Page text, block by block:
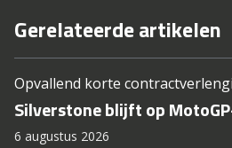
Gerelateerde artikelen
Opvallend korte
Silverstone blijft op
6 augustus 2026